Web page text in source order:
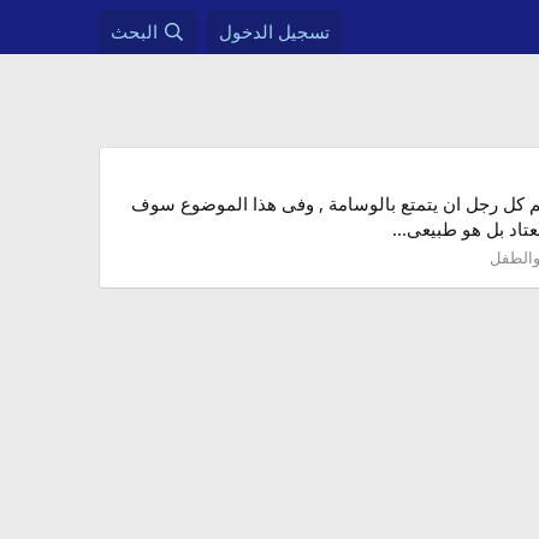
تسجيل الدخول البحث
كل رجل ان يتمتع بالوسامة , وفى هذا الموضوع سوف
بل هو طبيعى...